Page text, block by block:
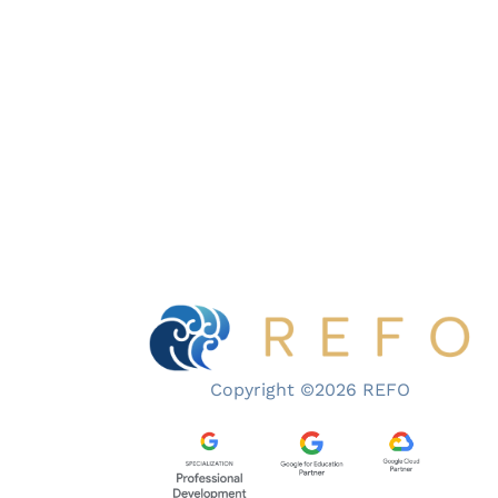
Copyright ©2026 REFO